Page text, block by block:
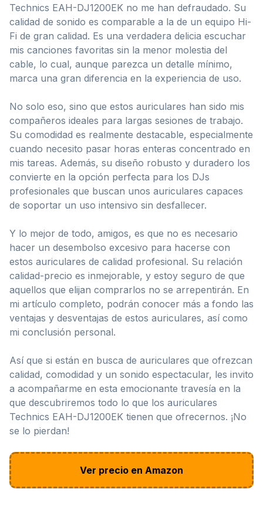
Technics EAH-DJ1200EK no me han defraudado. Su
calidad de sonido es comparable a la de un equipo Hi-
Fi de gran calidad. Es una verdadera delicia escuchar
mis canciones favoritas sin la menor molestia del
cable, lo cual, aunque parezca un detalle mínimo,
marca una gran diferencia en la experiencia de uso.
No solo eso, sino que estos auriculares han sido mis
compañeros ideales para largas sesiones de trabajo.
Su comodidad es realmente destacable, especialmente
cuando necesito pasar horas enteras concentrado en
mis tareas. Además, su diseño robusto y duradero los
convierte en la opción perfecta para los DJs
profesionales que buscan unos auriculares capaces
de soportar un uso intensivo sin desfallecer.
Y lo mejor de todo, amigos, es que no es necesario
hacer un desembolso excesivo para hacerse con
estos auriculares de calidad profesional. Su relación
calidad-precio es inmejorable, y estoy seguro de que
aquellos que elijan comprarlos no se arrepentirán. En
mi artículo completo, podrán conocer más a fondo las
ventajas y desventajas de estos auriculares, así como
mi conclusión personal.
Así que si están en busca de auriculares que ofrezcan
calidad, comodidad y un sonido espectacular, les invito
a acompañarme en esta emocionante travesía en la
que descubriremos todo lo que los auriculares
Technics EAH-DJ1200EK tienen que ofrecernos. ¡No
se lo pierdan!
Ver precio en Amazon